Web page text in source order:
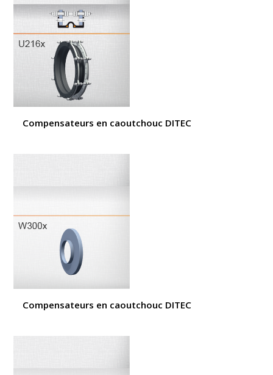
Compensateurs en caoutchouc DITEC
Compensateurs en caoutchouc DITEC